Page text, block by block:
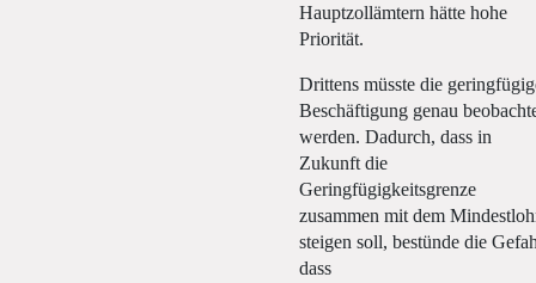
Hauptzollämtern hätte hohe
Priorität.
Drittens müsste die
Beschäftigung genau
werden. Dadurch, dass in
Zukunft die
Geringfügigkeitsgrenze
zusammen mit dem
steigen soll, bestünde die
dass